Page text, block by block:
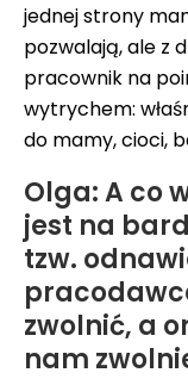
jednej strony
pozwalają, ale z
pracownik na
wytrychem:
do mamy, cioci,
Olga: A co
jest na
tzw.
zwolnić, a
nam